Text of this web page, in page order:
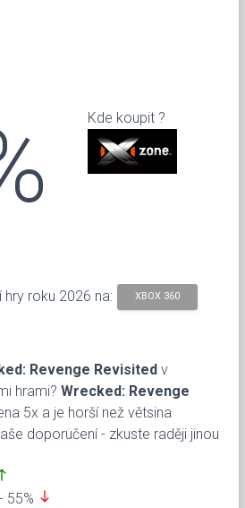
Kde koupit ?
hry roku 2026 na: XBOX 360
Revenge Revisited v
hrami? Wrecked: Revenge
5x a je horší než větsina
doporučení - zkuste raději jinou
- 55% south